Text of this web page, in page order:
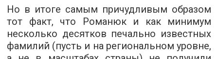
Но в итоге самым причудливым образом
тот факт, что Романюк и как минимум
несколько десятков печально известных
фамилий (пусть и на региональном уровне,